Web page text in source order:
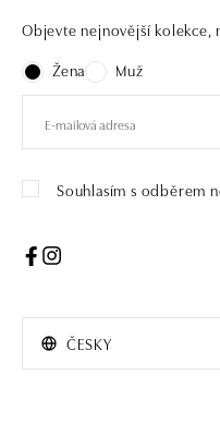
Objevte nejnovější kolekce,
Žena
Muž
Souhlasím s odběrem
ČESKY